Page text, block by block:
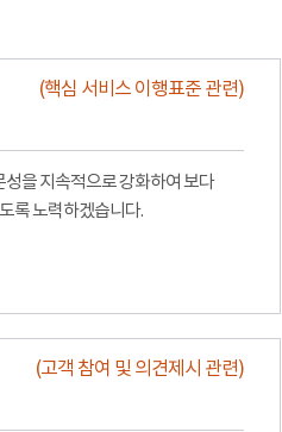
(핵심 서비스 이행표준 관련)
성을 지속적으로 강화하여 보다
록 노력하겠습니다.
(고객 참여 및 의견제시 관련)